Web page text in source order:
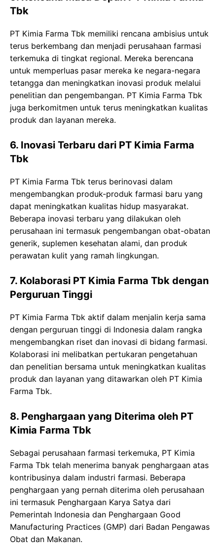
Tbk
PT Kimia Farma Tbk memiliki rencana ambisius untuk
terus berkembang dan menjadi perusahaan farmasi
terkemuka di tingkat regional. Mereka berencana
untuk memperluas pasar mereka ke negara-negara
tetangga dan meningkatkan inovasi produk melalui
penelitian dan pengembangan. PT Kimia Farma Tbk
juga berkomitmen untuk terus meningkatkan kualitas
produk dan layanan mereka.
6. Inovasi Terbaru dari PT Kimia Farma
Tbk
PT Kimia Farma Tbk terus berinovasi dalam
mengembangkan produk-produk farmasi baru yang
dapat meningkatkan kualitas hidup masyarakat.
Beberapa inovasi terbaru yang dilakukan oleh
perusahaan ini termasuk pengembangan obat-obatan
generik, suplemen kesehatan alami, dan produk
perawatan kulit yang ramah lingkungan.
7. Kolaborasi PT Kimia Farma Tbk dengan
Perguruan Tinggi
PT Kimia Farma Tbk aktif dalam menjalin kerja sama
dengan perguruan tinggi di Indonesia dalam rangka
mengembangkan riset dan inovasi di bidang farmasi.
Kolaborasi ini melibatkan pertukaran pengetahuan
dan penelitian bersama untuk meningkatkan kualitas
produk dan layanan yang ditawarkan oleh PT Kimia
Farma Tbk.
8. Penghargaan yang Diterima oleh PT
Kimia Farma Tbk
Sebagai perusahaan farmasi terkemuka, PT Kimia
Farma Tbk telah menerima banyak penghargaan atas
kontribusinya dalam industri farmasi. Beberapa
penghargaan yang pernah diterima oleh perusahaan
ini termasuk Penghargaan Karya Satya dari
Pemerintah Indonesia dan Penghargaan Good
Manufacturing Practices (GMP) dari Badan Pengawas
Obat dan Makanan.